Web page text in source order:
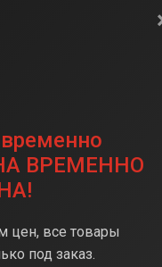
ВРЕМЕННО
цен, все товары
под заказ.